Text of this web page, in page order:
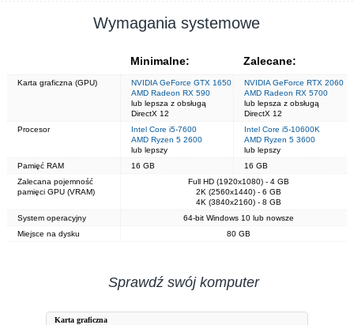
Wymagania systemowe
Minimalne: Zalecane:
Karta graficzna (GPU)
NVIDIA GeForce GTX 1650
AMD Radeon RX 590
lub lepsza z obsługą
DirectX 12
NVIDIA GeForce RTX 2060
AMD Radeon RX 5700
lub lepsza z obsługą
DirectX 12
Procesor
Intel Core i5-7600
AMD Ryzen 5 2600
lub lepszy
Intel Core i5-10600K
AMD Ryzen 5 3600
lub lepszy
Pamięć RAM
16 GB
16 GB
Zalecana pojemność
pamięci GPU (VRAM)
Full HD (1920x1080) - 4 GB
2K (2560x1440) - 6 GB
4K (3840x2160) - 8 GB
System operacyjny
64-bit Windows 10 lub nowsze
Miejsce na dysku
80 GB
Sprawdź swój komputer
Karta graficzna